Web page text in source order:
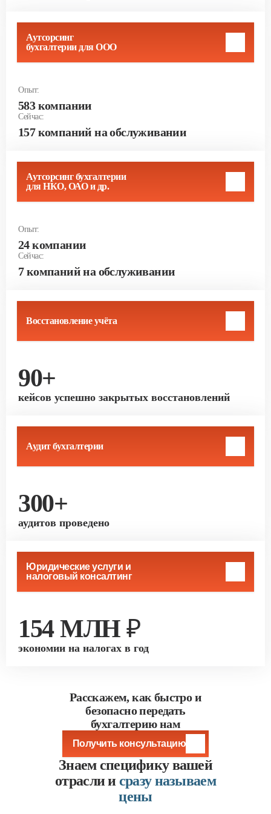
Аутсорсинг
бухгалтерии для ООО
Опыт:
583 компании
Сейчас:
157 компаний на обслуживании
Аутсорсинг бухгалтерии
для НКО, ОАО и др.
Опыт:
24 компании
Сейчас:
7 компаний на обслуживании
Восстановление учёта
90+
кейсов успешно закрытых восстановлений
Аудит бухгалтерии
300+
аудитов проведено
Юридические услуги и
налоговый консалтинг
154 МЛН ₽
экономии на налогах в год
Расскажем, как быстро и
безопасно передать
бухгалтерию нам
Получить консультацию
Знаем специфику вашей
отрасли исразу называем
цены